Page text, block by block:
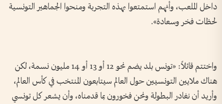
داخل الملعب، وأنهم استمتعوا بهذه التجربة ومنحوا الجماهير التونسية
لحظات فخر وسعادة».
واختتم قائلاً: «تونس بلد يضم نحو 12 أو 13 أو 14 مليون نسمة، لكن
هناك ملايين التونسيين حول العالم سيتابعون المنتخب في كأس العالم،
وأريد أن نغادر البطولة ونحن فخورون بما قدمناه، وأن يشعر كل تونسي